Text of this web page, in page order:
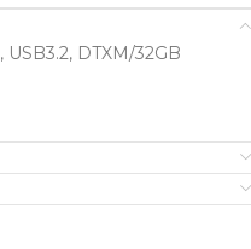
DTXM/32GB